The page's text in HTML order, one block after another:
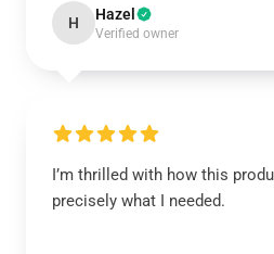
H Hazel
Verified owner
I’m thrilled with how this
precisely what I needed.